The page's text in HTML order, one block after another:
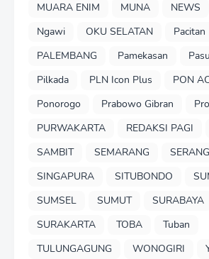
MUARA ENIM
MUNA NEWS
Ngawi
OKU SELATAN
Pacitan
PALEMBANG
Pamekasan
Pilkada
PLN Icon Plus
PON
Ponorogo
Prabowo Gibran
PURWAKARTA
REDAKSI PAGI
SAMBIT
SEMARANG SERANG
SINGAPURA
SITUBONDO
SUMSEL
SUMUT
SURABAYA
SURAKARTA
TOBA
Tuban
TULUNGAGUNG
WONOGIRI